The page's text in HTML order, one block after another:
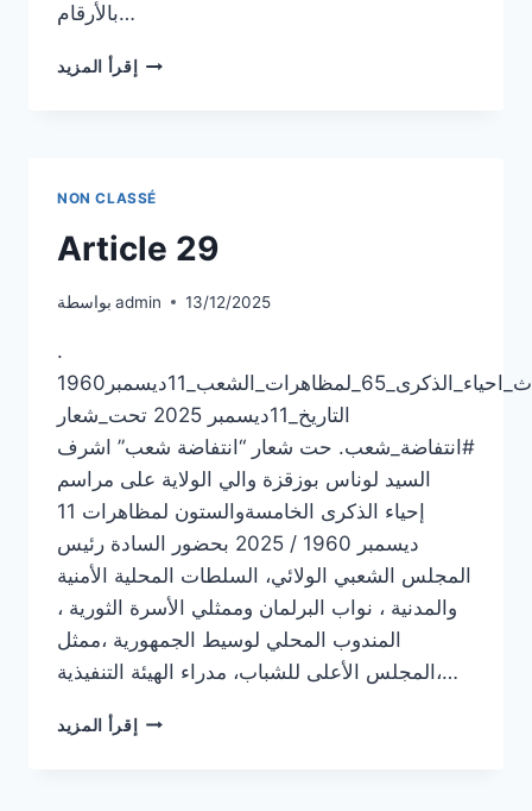
بالأرقام…
إقرأ المزيد ARTICLE
NON CLASSÉ
Article 29
بواسطة admin 13/12/2025
.
الحدث_احياء_الذكرى_65_لمظاهرات_الشعب_11ديسمبر1960
التاريخ_11ديسمبر 2025 تحت_شعار
#انتفاضة_شعب. حت شعار “انتفاضة شعب” اشرف
السيد لوناس بوزقزة والي الولاية على مراسم
إحياء الذكرى الخامسةوالستون لمظاهرات 11
ديسمبر 1960 / 2025 بحضور السادة رئيس
المجلس الشعبي الولائي، السلطات المحلية الأمنية
والمدنية ، نواب البرلمان وممثلي الأسرة الثورية ،
المندوب المحلي لوسيط الجمهورية ،ممثل
المجلس الأعلى للشباب، مدراء الهيئة التنفيذية،…
إقرأ المزيد ARTICLE